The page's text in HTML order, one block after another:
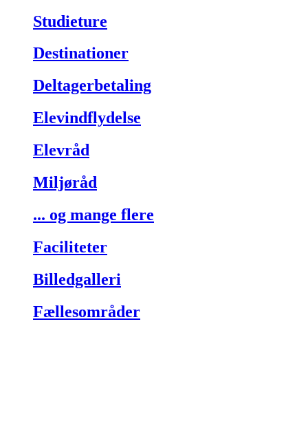
Studieture
Destinationer
Deltagerbetaling
Elevindflydelse
Elevråd
Miljøråd
... og mange flere
Faciliteter
Billedgalleri
Fællesområder